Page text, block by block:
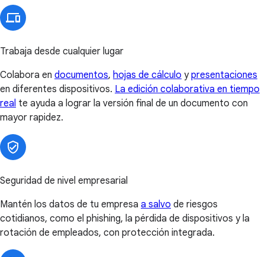
Trabaja desde cualquier lugar
Colabora en documentos, hojas de cálculo ypresentaciones
en diferentes dispositivos. La edición colaborativa en tiempo
real te ayuda a lograr la versión final de un documento con
mayor rapidez.
Seguridad de nivel empresarial
Mantén los datos de tu empresa a salvo de riesgos
cotidianos, como el phishing, la pérdida de dispositivos y la
rotación de empleados, con protección integrada.